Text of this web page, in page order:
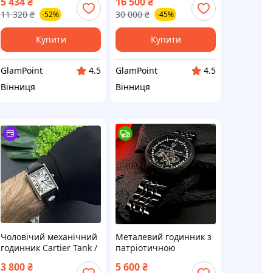
11 320 ₴ -52%
Купити
GlamPoint
4.5
Вінниця
30 000 ₴ -45%
Купити
GlamPoint
4.5
Вінниця
Чоловічий механічний
годинник Cartier Tank /
3 800₴
Металевий годинник з
патріотичною
символікою чоловічий
чорний механічний
5 600₴